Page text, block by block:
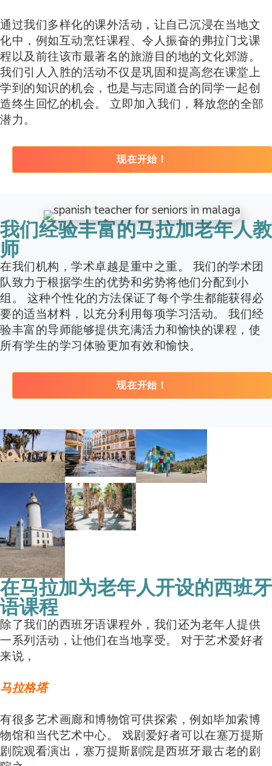
通过我们多样化的课外活动，让自己沉浸在当地文
化中，例如互动烹饪课程、令人振奋的弗拉门戈课
程以及前往该市最著名的旅游目的地的文化郊游。
我们引人入胜的活动不仅是巩固和提高您在课堂上
学到的知识的机会，也是与志同道合的同学一起创
造终生回忆的机会。 立即加入我们，释放您的全部
潜力。
现在开始！
我们经验丰富的马拉加老年人教
师
在我们机构，学术卓越是重中之重。 我们的学术团
队致力于根据学生的优势和劣势将他们分配到小
组。 这种个性化的方法保证了每个学生都能获得必
要的适当材料，以充分利用每项学习活动。 我们经
验丰富的导师能够提供充满活力和愉快的课程，使
所有学生的学习体验更加有效和愉快。
现在开始！
在马拉加为老年人开设的西班牙
语课程
除了我们的西班牙语课程外，我们还为老年人提供
一系列活动，让他们在当地享受。 对于艺术爱好者
来说，
马拉格塔
有很多艺术画廊和博物馆可供探索，例如毕加索博
物馆和当代艺术中心。 戏剧爱好者可以在塞万提斯
剧院观看演出，塞万提斯剧院是西班牙最古老的剧